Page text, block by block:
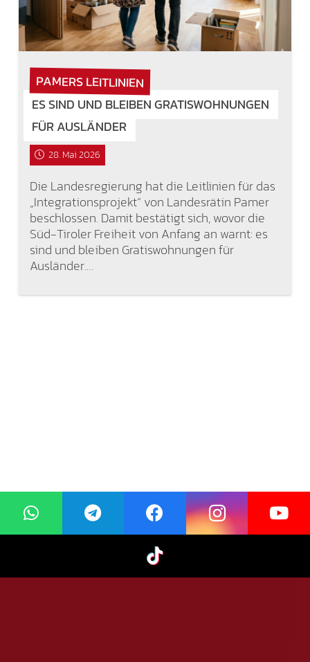
PAMERS LEITLINIEN
ES SIND UND BLEIBEN GRATISWOHNUNGEN
FÜR AUSLÄNDER
28. Mai 2026
Die Landesregierung hat die Leitlinien für das
„Integrationsprojekt“ von Landesrätin Pamer
beschlossen. Damit bestätigt sich, wovor die
Süd-Tiroler Freiheit von Anfang an warnt: es
sind und bleiben Gratiswohnungen für
Ausländer.…